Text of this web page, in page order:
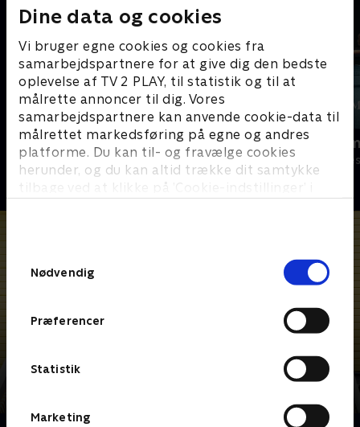
Dine data og cookies
Vi bruger egne cookies og cookies fra
samarbejdspartnere for at give dig den bedste
oplevelse af TV 2 PLAY, til statistik og til at
målrette annoncer til dig. Vores
samarbejdspartnere kan anvende cookie-data til
målrettet markedsføring på egne og andres
platforme. Du kan til- og fravælge cookies
herunder, og du kan altid trække dit samtykke
tilbage ved at klikke på ’Cookie-indstillinger’ i
Nødvendig
Præferencer
Statistik
Marketing
Ture Sventon & jagten på
Ungdommens kilde
Komedie • 2 sæsoner
Komedie • 1